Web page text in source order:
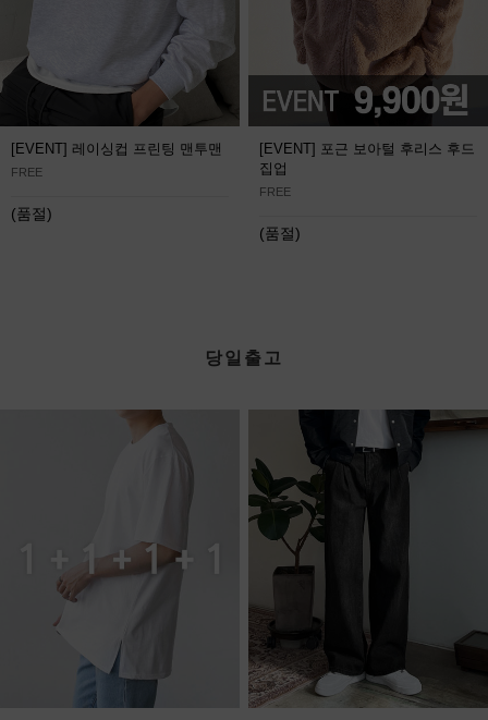
[EVENT] 레이싱컵 프린팅 맨투맨
FREE
(품절)
[EVENT] 포근 보아털 후리스 후드
집업
FREE
(품절)
당일출고